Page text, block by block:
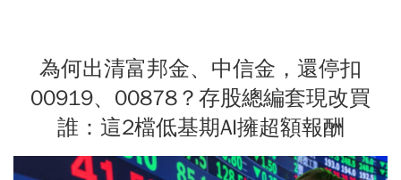
為何出清富邦金、中信金，還停扣
00919、00878？存股總編套現改買
誰：這2檔低基期AI擁超額報酬